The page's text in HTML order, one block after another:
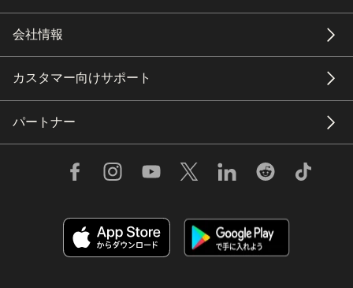
会社情報
カスタマー向けサポート
パートナー